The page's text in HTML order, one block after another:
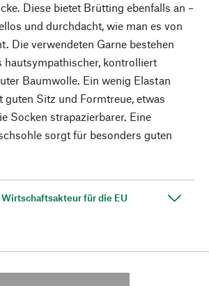
Diese bietet Brütting ebenfalls an –
und durchdacht, wie man es von
Die verwendeten Garne bestehen
hautsympathischer, kontrolliert
Baumwolle. Ein wenig Elastan
guten Sitz und Formtreue, etwas
Socken strapazierbarer. Eine
sorgt für besonders guten
für die EU